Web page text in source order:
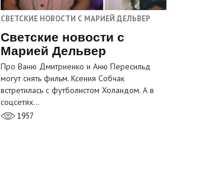
СВЕТСКИЕ НОВОСТИ С МАРИЕЙ ДЕЛЬВЕР
Светские новости с
Марией Дельвер
Про Ваню Дмитриенко и Аню Пересильд
могут снять фильм. Ксения Собчак
встретилась с футболистом Холандом. А в
соцсетях…
1957